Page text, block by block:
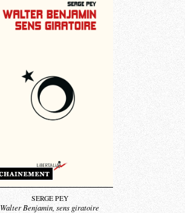
SERGE PEY
Walter Benjamin, sens giratoire